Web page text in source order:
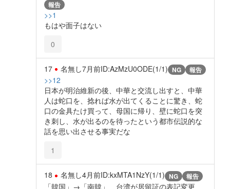
報告
>>1
もはや面子はない
0
17 名無し7月前ID:AzMzU0ODE(1/1) NG 報告
>>12
日本が明治維新の後、中華と交流し出すと、中華
人は蛇口を、捻れば水が出てくることに驚き、蛇
口の金具たけ買って、母国に帰り、壁に蛇口を突
き刺し、水が出るのを待ったという都市伝説的な
話を思い出させる事実だな
1
18 名無し4月前ID:kxMTA1NzY(1/1) NG 報告
「韓国」→「南韓」 台湾が居留証の表記変更